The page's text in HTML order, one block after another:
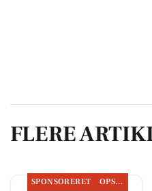
FLERE
SPONSORERET OPSLAGSTAVLEN